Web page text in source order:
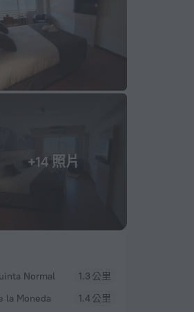
+14 照片
Normal
1.3 公里
la Moneda
1.4 公里